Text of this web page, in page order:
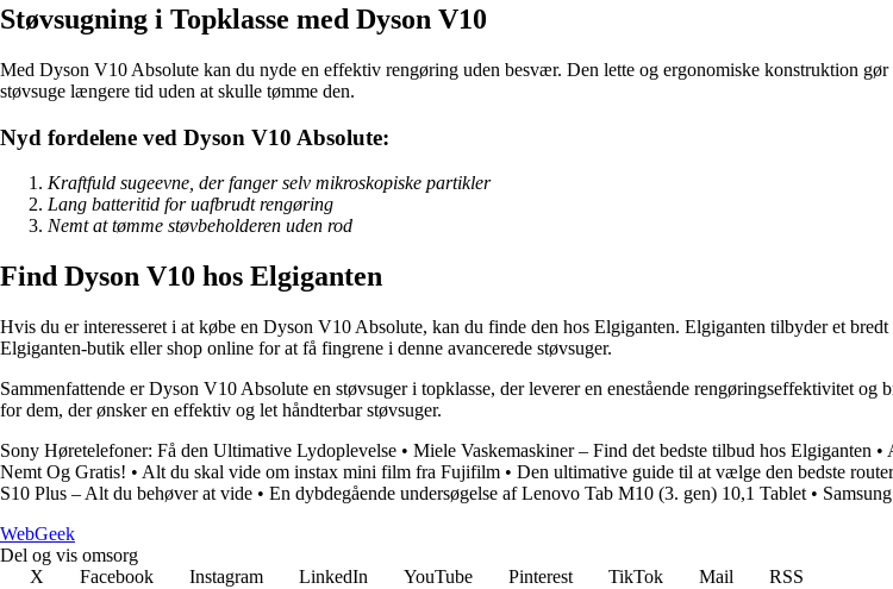
Støvsugning i Topklasse med Dyson V10
Med Dyson V10 Absolute kan du nyde en effektiv rengøring uden besvær. Den lette og ergonomiske konstruktion
støvsuge længere tid uden at skulle tømme den.
Nyd fordelene ved Dyson V10 Absolute:
Kraftfuld sugeevne, der fanger selv mikroskopiske partikler
Lang batteritid for uafbrudt rengøring
Nemt at tømme støvbeholderen uden rod
Find Dyson V10 hos Elgiganten
Hvis du er interesseret i at købe en Dyson V10 Absolute, kan du finde den hos Elgiganten. Elgiganten tilbyder et
Elgiganten-butik eller shop online for at få fingrene i denne avancerede støvsuger.
Sammenfattende er Dyson V10 Absolute en støvsuger i topklasse, der leverer en enestående rengøringseffektivitet
for dem, der ønsker en effektiv og let håndterbar støvsuger.
Sony Høretelefoner: Få den Ultimative Lydoplevelse • Miele Vaskemaskiner – Find det bedste tilbud hos Elgiganten •
Nemt Og Gratis! • Alt du skal vide om instax mini film fra Fujifilm • Den ultimative guide til at vælge den bedste
S10 Plus – Alt du behøver at vide • En dybdegående undersøgelse af Lenovo Tab M10 (3. gen) 10,1 Tablet •
WebGeek
Del og vis omsorg
X
Facebook Instagram LinkedIn YouTube Pinterest TikTok Mail
RSS